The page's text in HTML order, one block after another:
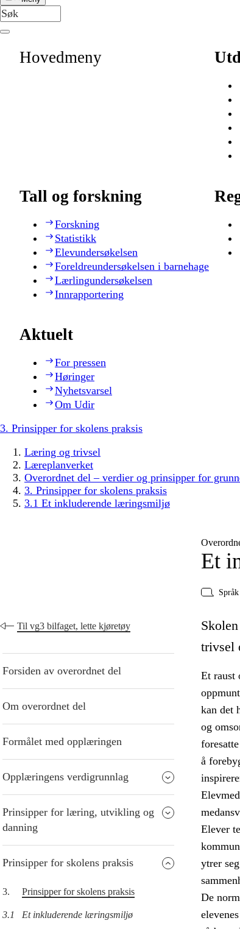
Hovedmeny
Tall og forskning
Forskning
Statistikk
Elevundersøkelsen
Foreldreundersøkelsen i barnehage
Lærlingundersøkelsen
Innrapportering
Aktuelt
For pressen
Høringer
Nyhetsvarsel
Om Udir
3. Prinsipper for skolens praksis
Læring og trivsel
Læreplanverket
Overordnet del – verdier og prinsipper for
3. Prinsipper for skolens praksis
3.1 Et inkluderende læringsmiljø
Et
Språk
Til vg3 bilfaget, lette kjøretøy
Forsiden av overordnet del
Om overordnet del
Formålet med opplæringen
Opplæringens verdigrunnlag
Prinsipper for læring, utvikling og
danning
Prinsipper for skolens praksis
3. Prinsipper for skolens praksis
3.1 Et inkluderende læringsmiljø
trivsel
Et raust
kan det
og
å
Elever
ytrer
De